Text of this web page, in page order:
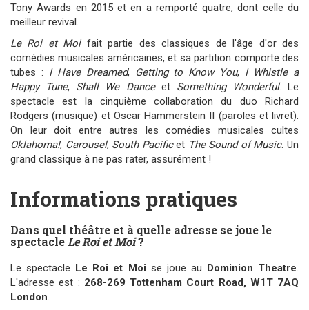
Tony Awards en 2015 et en a remporté quatre, dont celle du
meilleur revival.
Le Roi et Moifait partie des classiques de l'âge d'or des
comédies musicales américaines, et sa partition comporte des
tubes : I Have Dreamed, Getting to Know You, I Whistle a
Happy Tune, Shall We Danceet Something Wonderful. Le
spectacle est la cinquième collaboration du duo Richard
Rodgers (musique) et Oscar Hammerstein II (paroles et livret).
On leur doit entre autres les comédies musicales cultes
Oklahoma!, Carousel, South Pacificet The Sound of Music. Un
grand classique à ne pas rater, assurément !
Informations pratiques
Dans quel théâtre et à quelle adresse se joue le
spectacle Le Roi et Moi?
Le spectacle Le Roi et Moi se joue au Dominion Theatre.
L'adresse est : 268-269 Tottenham Court Road, W1T 7AQ
London.